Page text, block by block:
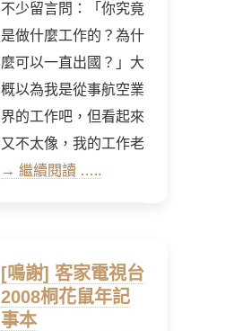
不少留言問：「你究竟
是做什麼工作的？為什
麼可以一直出國？」大
概以為我是從事航空業
界的工作吧，但看起來
又不太像，我的工作老
→ 繼續閱讀 …..
[鳴謝] 客家電視台
2008桐花鼠年記
事本